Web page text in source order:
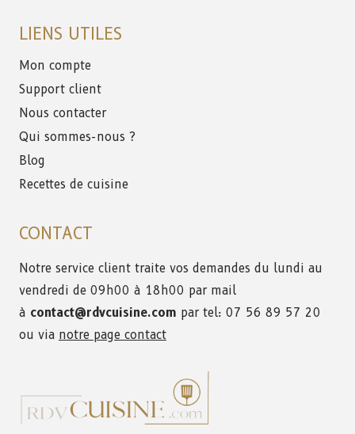
LIENS UTILES
Mon compte
Support client
Nous contacter
Qui sommes-nous ?
Blog
Recettes de cuisine
CONTACT
Notre service client traite vos demandes du lundi au
vendredi de 09h00 à 18h00 par mail
à contact@rdvcuisine.com par tel: 07 56 89 57 20
ou via notre page contact